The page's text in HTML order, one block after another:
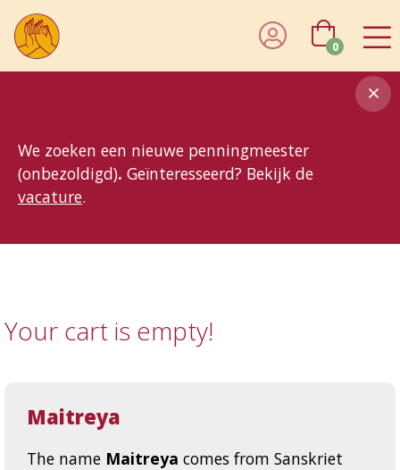
We zoeken een nieuwe penningmeester
(onbezoldigd). Geïnteresseerd? Bekijk de
vacature.
0
Your cart is empty!
Maitreya
The name Maitreya comes from Sanskriet